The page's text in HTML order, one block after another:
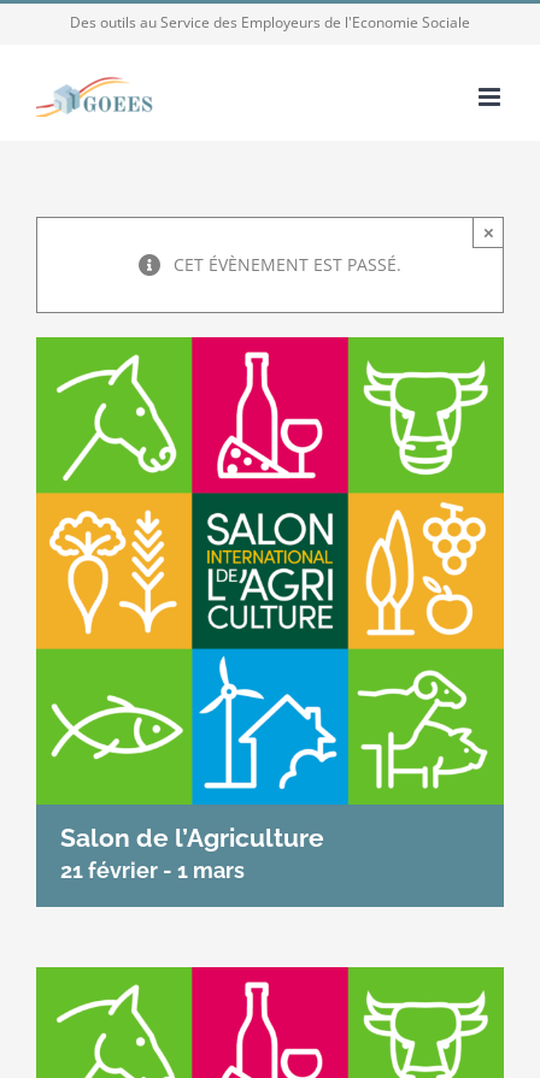
contenu
Des outils au Service des Employeurs de l'Economie Sociale
CET ÉVÈNEMENT EST PASSÉ.
×
Salon de l’Agriculture
21 février - 1 mars